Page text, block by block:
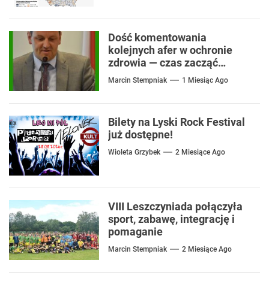
Dość komentowania
kolejnych afer w ochronie
zdrowia — czas zacząć
mówić o rozwiązaniach
Marcin Stempniak 1 Miesiąc Ago
Bilety na Lyski Rock Festival
już dostępne!
Wioleta Grzybek 2 Miesiące Ago
VIII Leszczyniada połączyła
sport, zabawę, integrację i
pomaganie
Marcin Stempniak 2 Miesiące Ago